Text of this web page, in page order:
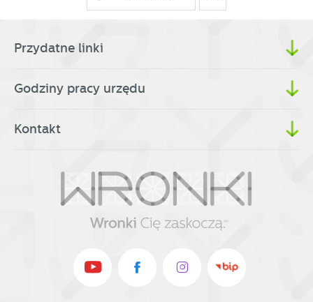
Przydatne linki
Godziny pracy urzędu
Kontakt